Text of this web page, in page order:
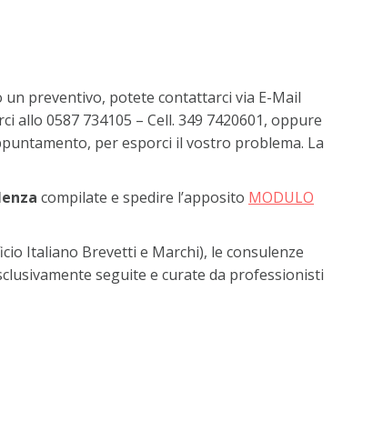
un preventivo, potete contattarci via E-Mail
allo 0587 734105 – Cell. 349 7420601, oppure
per esporci il vostro problema. La
compilate e spedire l’apposito MODULO
Italiano Brevetti e Marchi), le consulenze
seguite e curate da professionisti